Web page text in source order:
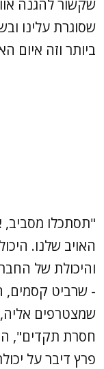
שקשור להגנה
שסוגרת עלינו
ביותר וזה איום
"תסתכלו מסביב,
האויב שלנו.
והיכולת של
- שרביט קסמים,
שמצטרפים אליה,
חסרת תקדים",
פרץ דיבר על